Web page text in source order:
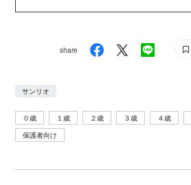
share
サンリオ
０歳 １歳 ２歳 ３歳 ４歳
保護者向け